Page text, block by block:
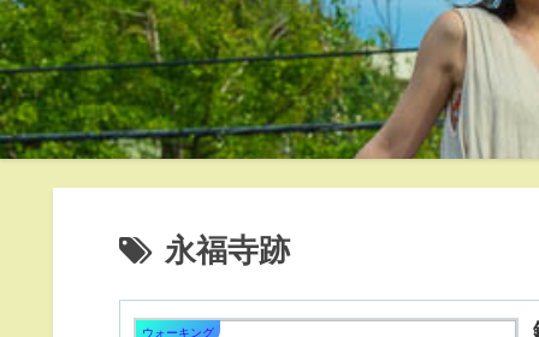
永福寺跡
ウォーキング